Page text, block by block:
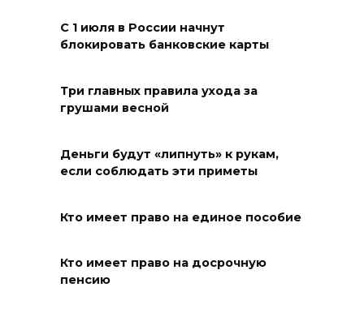
бездомных животных
08 августа 2026 16:56
Журналисты «ДОН 24» вышли
на субботник в парке
08 августа 2026 15:59
нечем: как ростовчане
Рувинского от запустения
С 1 июля в России начнут
блокировать банковские карты
Три главных правила ухода за
грушами весной
Деньги будут «липнуть» к рукам,
если соблюдать эти приметы
Кто имеет право на единое пособие
Кто имеет право на досрочную
пенсию